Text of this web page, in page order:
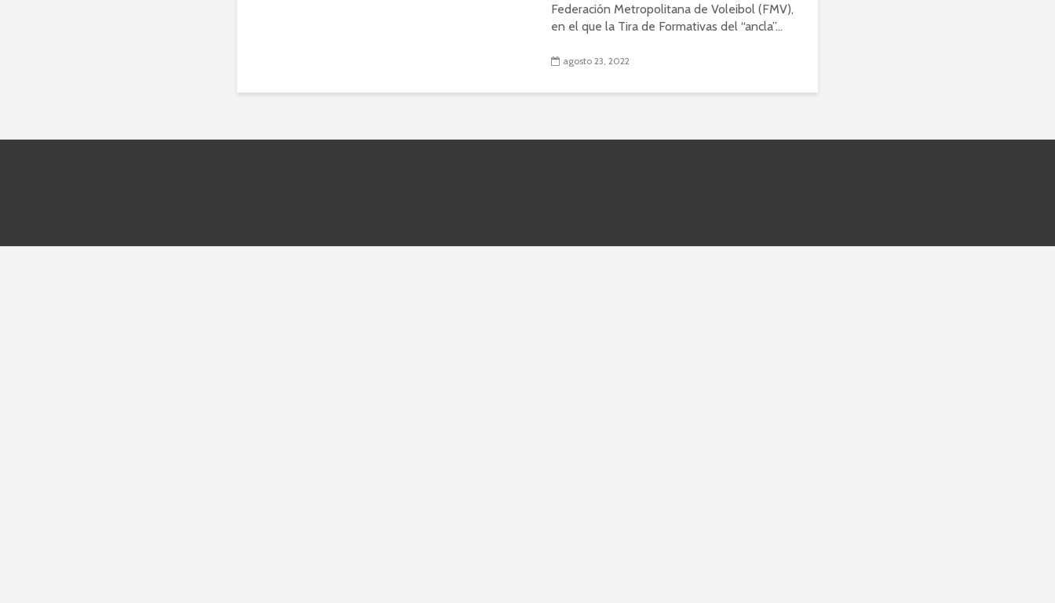
Federación Metropolitana de Voleibol (FMV),
en el que la Tira de Formativas del “ancla”...
agosto 23, 2022